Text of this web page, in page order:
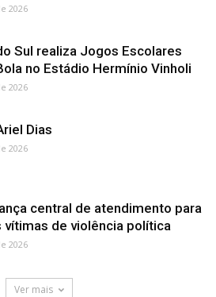
2026
Sul realiza Jogos Escolares
no Estádio Hermínio Vinholi
2026
Dias
2026
central de atendimento para
vítimas de violência política
2026
Ver mais